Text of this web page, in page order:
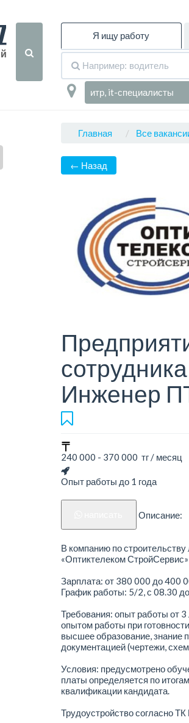
Я ищу работу
итр, it-специалисты
Главная Все
← Назад
сотрудника
Инженер
240 000 - 370 000 тг / месяц
Опыт работы до 1 года
Описание:
В компанию по
«Оптиктелеком
Зарплата: от 380 000 до 400
График работы: 5/2, с 08.30
Требования: опыт работы от
опытом работы при
высшее образование, знание
документацией (чертежи,
Условия: предусмотрено
платы определяется по
квалификации кандидата.
Трудоустройство согласно ТК